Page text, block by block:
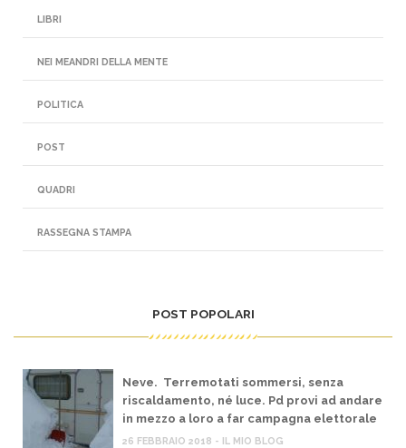
LIBRI
NEI MEANDRI DELLA MENTE
POLITICA
POST
QUADRI
RASSEGNA STAMPA
POST POPOLARI
Neve. Terremotati sommersi, senza
riscaldamento, né luce. Pd provi ad andare
in mezzo a loro a far campagna elettorale
26 FEBBRAIO 2018 - IL MIO BLOG